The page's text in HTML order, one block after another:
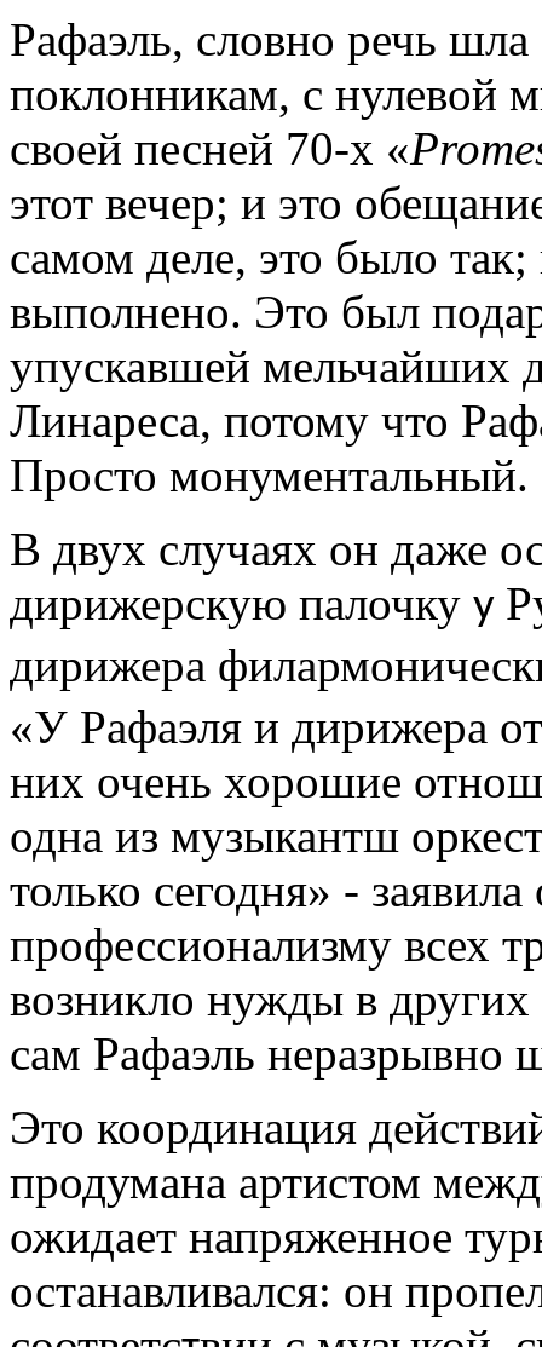
Рафаэль, словно речь
поклонникам, с нулевой
своей песней 70-х «
этот вечер; и это
самом деле, это было
выполнено. Это был
упускавшей мельчайших
Линареса, потому что
Просто монументальный.
В двух случаях он даже
дирижерскую палочку у
дирижера
«У Рафаэля и дирижера
них очень хорошие
одна из музыкантш
только сегодня» -
профессионализму всех
возникло нужды в
сам Рафаэль неразрывно
Это координация
продумана артистом
ожидает напряженное
останавливался: он